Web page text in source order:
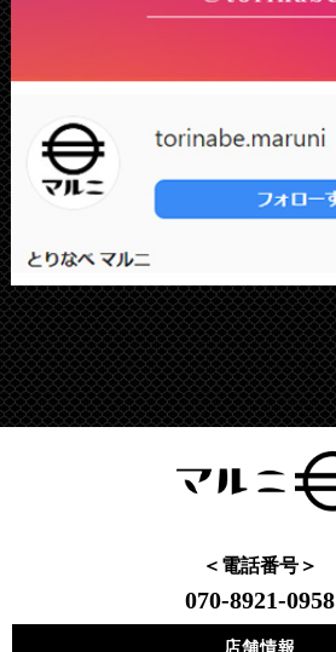
＜電話番号＞
070-8921-0958
店舗情報